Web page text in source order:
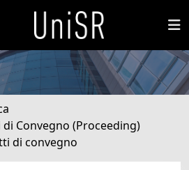
Convegno (Proceeding)
di convegno